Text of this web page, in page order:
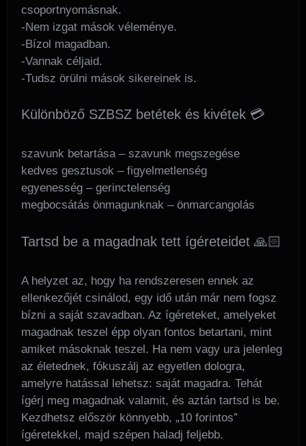
csoportnyomásnak.
-Nem izgat mások véleménye.
-Bízol magadban.
-Vannak céljaid.
-Tudsz örülni mások sikereinek is.
Különböző SZBSZ betétek és kivétek 💳
szavunk betartása – szavunk megszegése
kedves gesztusok – figyelmetlenség
egyenesség – gerinctelenség
megbocsátás önmagunknak – önmarcangolás
Tartsd be a magadnak tett ígéreteidet 🙏🏻
A helyzet az, hogy ha rendszeresen ennek az
ellenkezőjét csinálod, egy idő után már nem fogsz
bízni a saját szavadban. Az ígéreteket, amelyeket
magadnak teszel épp olyan fontos betartani, mint
amiket másoknak teszel. Ha nem vagy ura jelenleg
az életednek, fókuszálj az egyetlen dologra,
amelyre hatással lehetsz: saját magadra. Tehát
ígérj meg magadnak valamit, és aztán tartsd is be.
Kezdhetsz először könnyebb, „10 forintos”
ígéretekkel, majd szépen haladj feljebb.